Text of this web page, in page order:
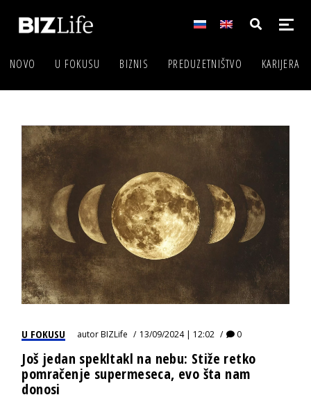
NOVO U FOKUSU BIZNIS PREDUZETNIŠTVO KARIJERA
U FOKUSU autorBIZLife 13/09/2024 | 12:02 0
Još jedan spekltakl na nebu: Stiže retko
pomračenje supermeseca, evo šta nam
donosi